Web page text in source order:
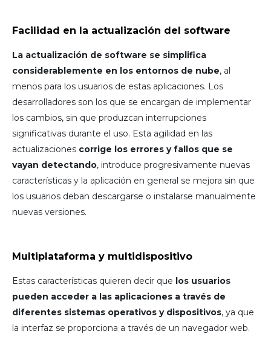
Facilidad en la actualización del software
La actualización de software se simplifica
considerablemente en los entornos de nube, al
menos para los usuarios de estas aplicaciones. Los
desarrolladores son los que se encargan de implementar
los cambios, sin que produzcan interrupciones
significativas durante el uso. Esta agilidad en las
actualizaciones corrige los errores y fallos que se
vayan detectando, introduce progresivamente nuevas
características y la aplicación en general se mejora sin que
los usuarios deban descargarse o instalarse manualmente
nuevas versiones.
Multiplataforma y multidispositivo
Estas características quieren decir que los usuarios
pueden acceder a las aplicaciones a través de
diferentes sistemas operativos y dispositivos, ya que
la interfaz se proporciona a través de un navegador web.